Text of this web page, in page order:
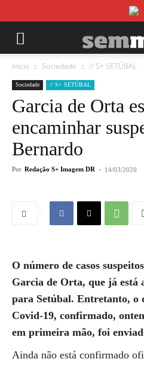
Início Sociedade // S+ SETÚBAL
Sociedade // S+ SETÚBAL
Garcia de Orta
encaminhar
Bernardo
Por Redação S+ Imagem DR - 14/03/2020
O número de casos
Garcia de Orta, que já está
para Setúbal. Entretanto, o
Covid-19, confirmado,
em primeira mão, foi
Ainda não está confirmado